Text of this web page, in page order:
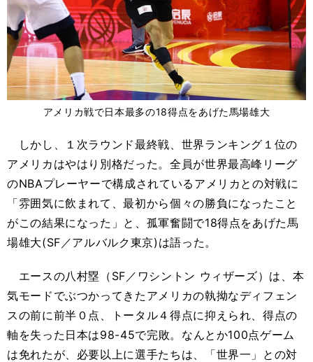
アメリカ戦で日本最多の18得点をあげた馬場雄大
しかし、１次ラウンド最終戦、世界ランキング１位の
アメリカはやはり別格だった。全員が世界最高峰リーグ
のNBAプレーヤーで構成されているアメリカとの対戦に
「雰囲気に飲まれて、最初から個々の勝負になったこと
がこの結果になった」と、孤軍奮闘で18得点をあげた馬
場雄大(SF／アルバルク東京)は語った。
エースの八村塁（SF／ワシントン ウィザーズ）は、本
気モードでぶつかってきたアメリカの執拗なディフェン
スの前に前半０点、トータル４得点に抑えられ、得点の
軸を失った日本は98-45で完敗。なんとか100点ゲーム
は免れたが、必要以上に選手たちは、「世界一」との対